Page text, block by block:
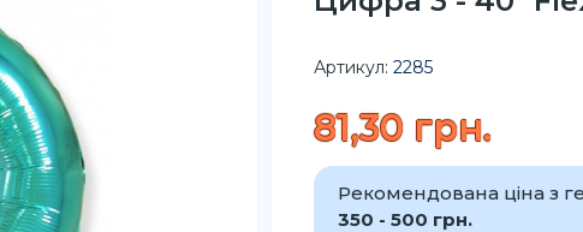
Артикул: 2285
81,30 грн.
Рекомендована ціна з
350 - 500 грн.